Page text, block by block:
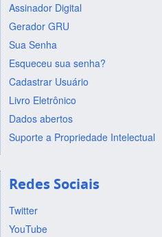
Assinador Digital
Gerador GRU
Sua Senha
Esqueceu sua senha?
Cadastrar Usuário
Livro Eletrônico
Dados abertos
Suporte a Propriedade Intelectual
Redes Sociais
Twitter
YouTube